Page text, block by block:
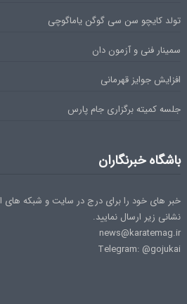
تولد کایچو سن سی گوگن یاماگوچی
سمینار فنی و آزمون دان
افزایش جوایز قهرمانی
جلسه کمیته برگزاری جام پارس
باشگاه خبرنگاران
خبر های خود را برای درج در سایت و شبکه های
نشانی زیر ارسال نمایید.
news@karatemag.ir
Telegram: @gojukai